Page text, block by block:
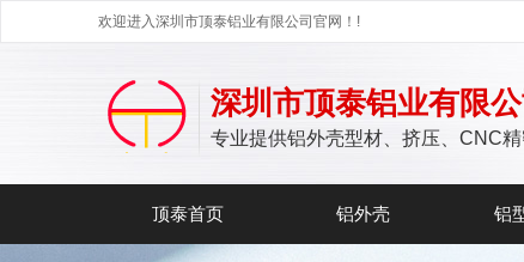
欢迎进入深圳市顶泰铝业有限公司官网！!
深圳市顶泰铝业有限公
专业提供铝外壳型材、挤压、CNC
顶泰首页 铝外壳 铝